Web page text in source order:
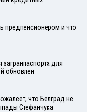
предпенсионером и что
для
обновлен
что Белград не
Стефанчука